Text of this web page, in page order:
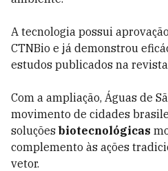
A tecnologia possui
CTNBio e já demonstrou
estudos publicados na
Com a ampliação, Águas de
movimento de cidades
soluções biotecnológicas
complemento às ações
vetor.